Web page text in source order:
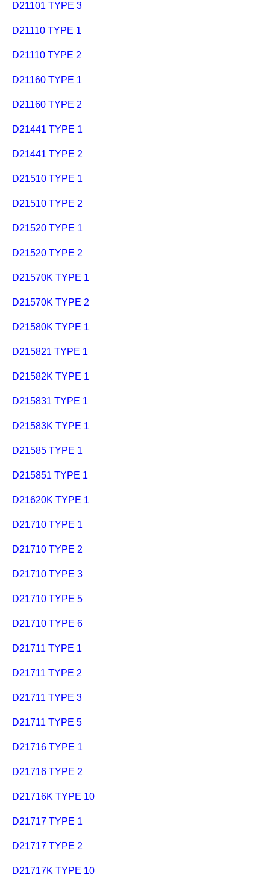
D21101 TYPE 3
D21110 TYPE 1
D21110 TYPE 2
D21160 TYPE 1
D21160 TYPE 2
D21441 TYPE 1
D21441 TYPE 2
D21510 TYPE 1
D21510 TYPE 2
D21520 TYPE 1
D21520 TYPE 2
D21570K TYPE 1
D21570K TYPE 2
D21580K TYPE 1
D215821 TYPE 1
D21582K TYPE 1
D215831 TYPE 1
D21583K TYPE 1
D21585 TYPE 1
D215851 TYPE 1
D21620K TYPE 1
D21710 TYPE 1
D21710 TYPE 2
D21710 TYPE 3
D21710 TYPE 5
D21710 TYPE 6
D21711 TYPE 1
D21711 TYPE 2
D21711 TYPE 3
D21711 TYPE 5
D21716 TYPE 1
D21716 TYPE 2
D21716K TYPE 10
D21717 TYPE 1
D21717 TYPE 2
D21717K TYPE 10